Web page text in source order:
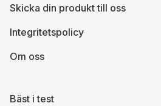
Bäst i test
Skicka din produkt till oss
Integritetspolicy
Om oss